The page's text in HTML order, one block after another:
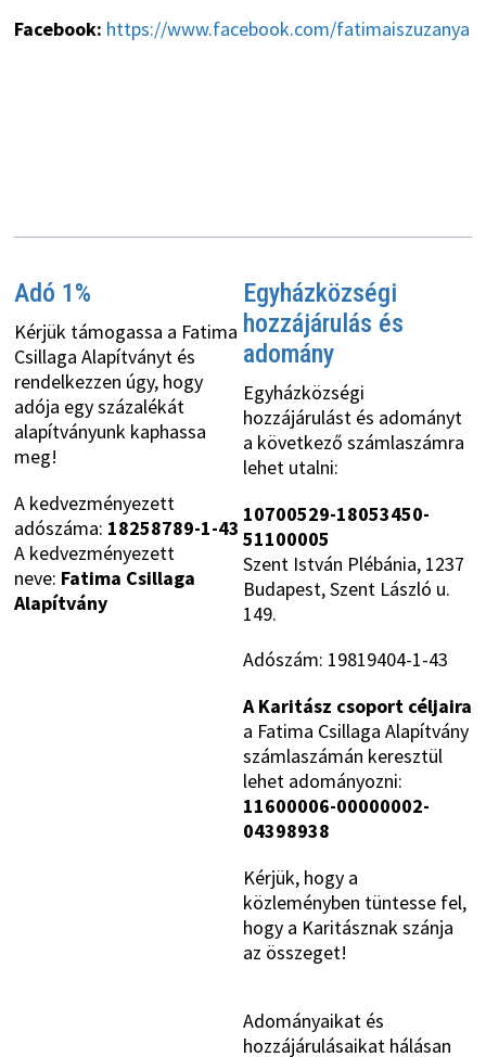
Facebook: https://www.facebook.com/fatimaiszuzanya
Adó 1%
Kérjük támogassa a Fatima
Csillaga Alapítványt és
rendelkezzen úgy, hogy
adója egy százalékát
alapítványunk kaphassa
meg!
A kedvezményezett
adószáma: 18258789-1-43
A kedvezményezett
neve: Fatima Csillaga
Alapítvány
Egyházközségi
hozzájárulás és
adomány
Egyházközségi
hozzájárulást és adományt
a következő számlaszámra
lehet utalni:
10700529-18053450-
51100005
Szent István Plébánia, 1237
Budapest, Szent László u.
149.
Adószám: 19819404-1-43
A Karitász csoport céljaira
a Fatima Csillaga Alapítvány
számlaszámán keresztül
lehet adományozni:
11600006-00000002-
04398938
Kérjük, hogy a
közleményben tüntesse fel,
hogy a Karitásznak szánja
az összeget!
Adományaikat és
hozzájárulásaikat hálásan